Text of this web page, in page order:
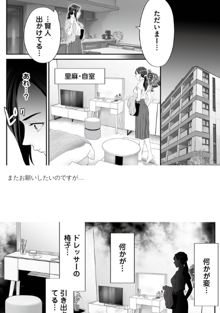
またお願いしたいのですが…